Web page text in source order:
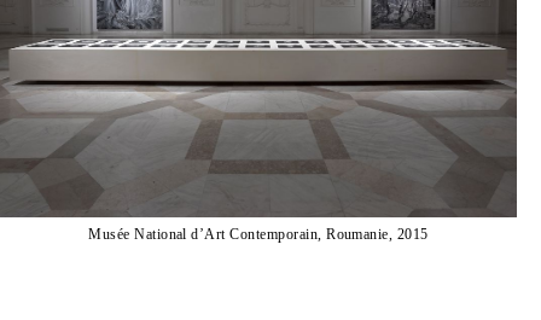
Musée National d’Art Contemporain, Roumanie, 2015